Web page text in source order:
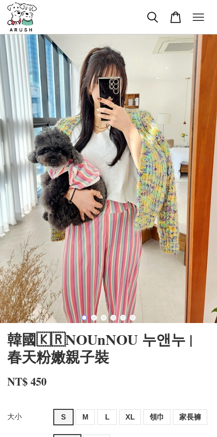
韓國🇰🇷NOUnNOU 누앤누 |
春天粉嫩親子裝
NT$ 450
大小 S M L XL 領巾 家長褲